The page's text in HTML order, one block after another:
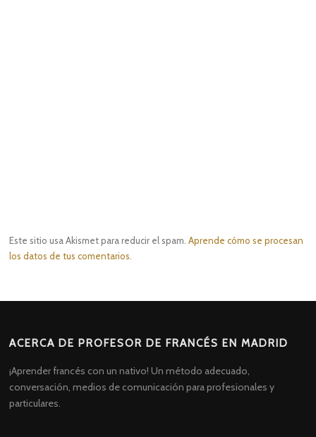
Este sitio usa Akismet para reducir el spam.Aprende cómo se procesan
los datos de tus comentarios.
ACERCA DE PROFESOR DE FRANCÉS EN MADRID
¡Aprender francés con un nativo! Un método adecuado,
conversación, medios de comunicación para profesionales y
particulares.